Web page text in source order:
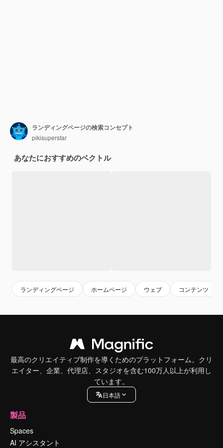
ランディングページの検索コンセプト
pikisuperstar
あなたにおすすめのベクトル
ランディングページ ホームページ ウェブ コンテンツ
最高のクリエイティブ制作を導くためのプラットフォーム。クリ
エイター、企業、代理店、スタジオを含む100万人以上が利用し
ています。
日本語
製品
Spaces
AI アシスタント